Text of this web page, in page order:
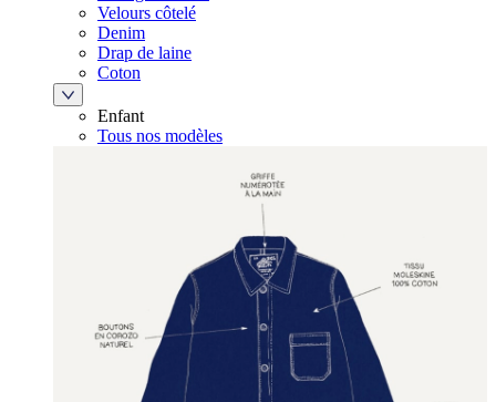
Velours côtelé
Denim
Drap de laine
Coton
Enfant
Tous nos modèles